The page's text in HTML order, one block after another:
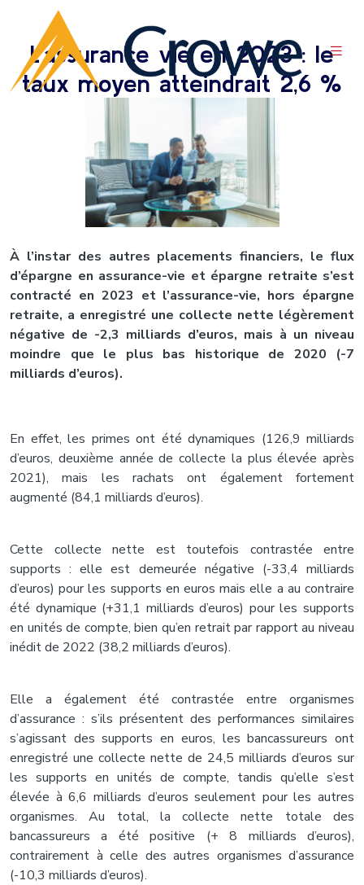
L’assurance vie en 2023 : le
taux moyen atteindrait 2,6 %
À l’instar des autres placements financiers, le flux
d’épargne en assurance-vie et épargne retraite s’est
contracté en 2023 et l’assurance-vie, hors épargne
retraite, a enregistré une collecte nette légèrement
négative de -2,3 milliards d’euros, mais à un niveau
moindre que le plus bas historique de 2020 (-7
milliards d’euros).
En effet, les primes ont été dynamiques (126,9 milliards
d’euros, deuxième année de collecte la plus élevée après
2021), mais les rachats ont également fortement
augmenté (84,1 milliards d’euros).
Cette collecte nette est toutefois contrastée entre
supports : elle est demeurée négative (-33,4 milliards
d’euros) pour les supports en euros mais elle a au contraire
été dynamique (+31,1 milliards d’euros) pour les supports
en unités de compte, bien qu’en retrait par rapport au niveau
inédit de 2022 (38,2 milliards d’euros).
Elle a également été contrastée entre organismes
d’assurance : s’ils présentent des performances similaires
s’agissant des supports en euros, les bancassureurs ont
enregistré une collecte nette de 24,5 milliards d’euros sur
les supports en unités de compte, tandis qu’elle s’est
élevée à 6,6 milliards d’euros seulement pour les autres
organismes. Au total, la collecte nette totale des
bancassureurs a été positive (+ 8 milliards d’euros),
contrairement à celle des autres organismes d’assurance
(-10,3 milliards d’euros).